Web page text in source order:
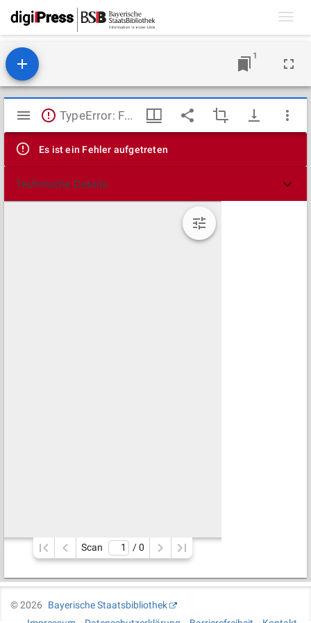
1
Mirador
Viewer
TypeError: Failed to fetch
Es ist ein Fehler aufgetreten
Technische Details
Scan / 0
©2026
Bayerische Staatsbibliothek